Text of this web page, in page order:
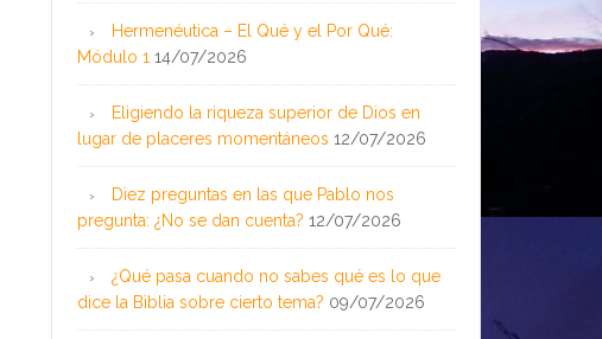
Hermenéutica – El Qué y el Por Qué:
Módulo 1 14/07/2026
Eligiendo la riqueza superior de Dios en
lugar de placeres momentáneos 12/07/2026
Diez preguntas en las que Pablo nos
pregunta: ¿No se dan cuenta? 12/07/2026
¿Qué pasa cuando no sabes qué es lo que
dice la Biblia sobre cierto tema? 09/07/2026